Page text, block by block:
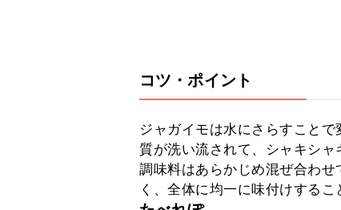
コツ・ポイント
ジャガイモは水にさらすこと
質が洗い流されて、シャキシャ
調味料はあらかじめ混ぜ合わ
く、全体に均一に味付けするこ